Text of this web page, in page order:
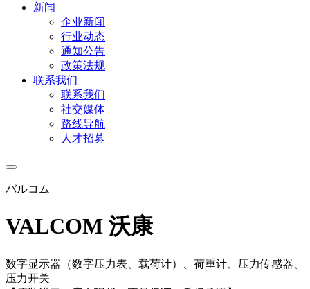
新闻
企业新闻
行业动态
通知公告
政策法规
联系我们
联系我们
社交媒体
路线导航
人才招募
バルコム
VALCOM 沃康
数字显示器（数字压力表、载荷计）、荷重计、压力传感器、
压力开关